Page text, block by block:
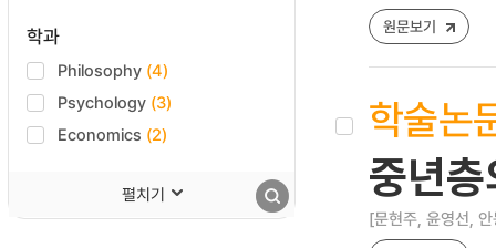
학과
Philosophy (4)
Psychology (3)
Economics (2)
펼치기
원문보기
학술논
중년
[문현주, 윤영선,